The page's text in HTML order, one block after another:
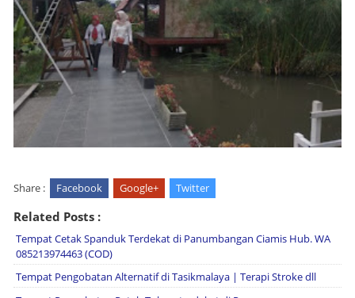
Share : Facebook Google+ Twitter
Related Posts :
Tempat Cetak Spanduk Terdekat di Panumbangan Ciamis Hub. WA
085213974463 (COD)
Tempat Pengobatan Alternatif di Tasikmalaya | Terapi Stroke dll